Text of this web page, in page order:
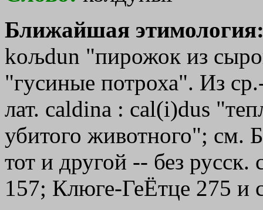
Ближайшая
koљdun "пирожок из
"гусиные потроха". Из
лат. caldіna : cal(i)dus
убитого животного"; см.
тот и другой -- без
157; Клюге-ГеЁтце 275 и